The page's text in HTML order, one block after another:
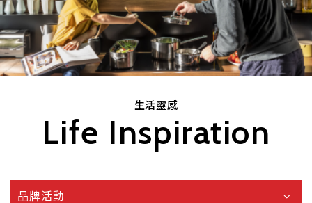
生活靈感
Life Inspiration
品牌活動